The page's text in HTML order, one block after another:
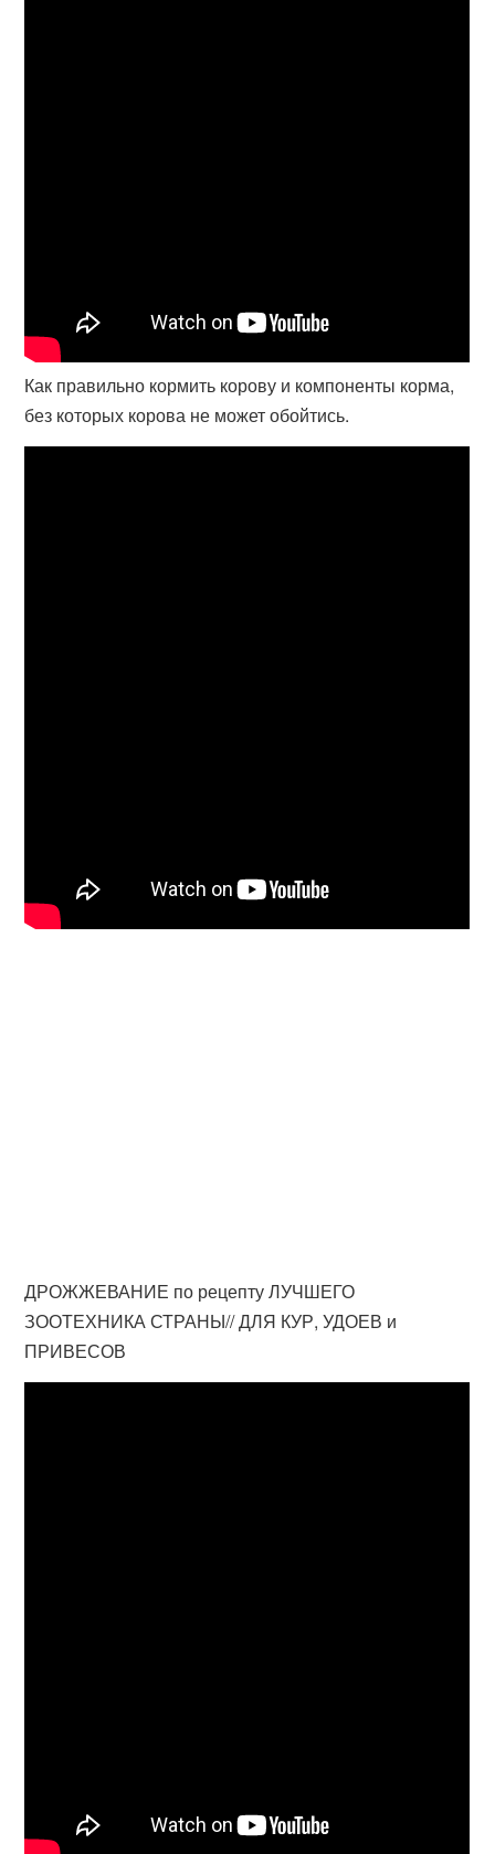
Как правильно кормить корову и компоненты корма,
без которых корова не может обойтись.
ДРОЖЖЕВАНИЕ по рецепту ЛУЧШЕГО
ЗООТЕХНИКА СТРАНЫ// ДЛЯ КУР, УДОЕВ и
ПРИВЕСОВ